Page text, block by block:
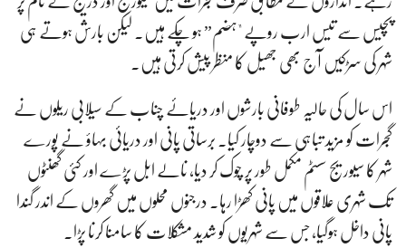
پچیس سے تیس ارب روپے "ہضم” ہو چکے ہیں۔ لیکن بارش ہوتے ہی
شہر کی سڑکیں آج بھی جھیل کا منظر پیش کرتی ہیں۔
اس سال کی حالیہ طوفانی بارشوں اور دریائے چناب کے سیلابی ریلوں نے
گجرات کو مزید تباہی سے دوچار کیا۔ برساتی پانی اور دریائی بہاؤ نے پورے
شہر کا سیوریج سسٹم مکمل طور پر چوک کر دیا، نالے ابل پڑے اور کئی گھنٹوں
تک شہری علاقوں میں پانی کھڑا رہا۔ درجنوں محلوں میں گھروں کے اندر گندا
پانی داخل ہوگیا، جس سے شہریوں کو شدید مشکلات کا سامنا کرنا پڑا۔